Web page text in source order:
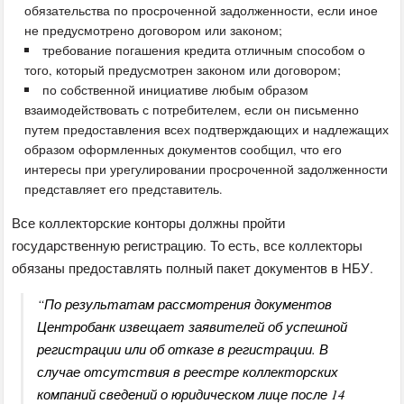
обязательства по просроченной задолженности, если иное
не предусмотрено договором или законом;
требование погашения кредита отличным способом о
того, который предусмотрен законом или договором;
по собственной инициативе любым образом
взаимодействовать с потребителем, если он письменно
путем предоставления всех подтверждающих и надлежащих
образом оформленных документов сообщил, что его
интересы при урегулировании просроченной задолженности
представляет его представитель.
Все коллекторские конторы должны пройти
государственную регистрацию. То есть, все коллекторы
обязаны предоставлять полный пакет документов в НБУ.
“По результатам рассмотрения документов
Центробанк извещает заявителей об успешной
регистрации или об отказе в регистрации. В
случае отсутствия в реестре коллекторских
компаний сведений о юридическом лице после 14